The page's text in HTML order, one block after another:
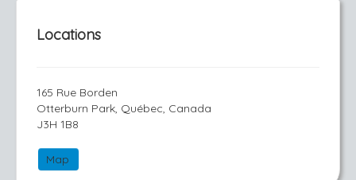
Locations
165 Rue Borden
Otterburn Park, Québec, Canada
J3H 1B8
Map